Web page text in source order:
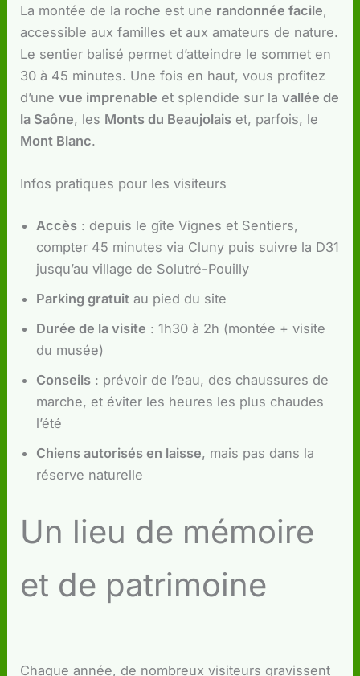
La montée de la roche est une randonnée facile,
accessible aux familles et aux amateurs de nature.
Le sentier balisé permet d’atteindre le sommet en
30 à 45 minutes. Une fois en haut, vous profitez
d’unevue imprenable et splendide sur lavallée de
la Saône, les Monts du Beaujolais et, parfois, le
Mont Blanc.
Infos pratiques pour les visiteurs
Accès : depuis le gîte Vignes et Sentiers,
compter 45 minutes via Cluny puis suivre la D31
jusqu’au village de Solutré-Pouilly
Parking gratuit au pied du site
Durée de la visite : 1h30 à 2h (montée + visite
du musée)
Conseils : prévoir de l’eau, des chaussures de
marche, et éviter les heures les plus chaudes
l’été
Chiens autorisés en laisse, mais pas dans la
réserve naturelle
Un lieu de mémoire
et de patrimoine
Chaque année, de nombreux visiteurs gravissent